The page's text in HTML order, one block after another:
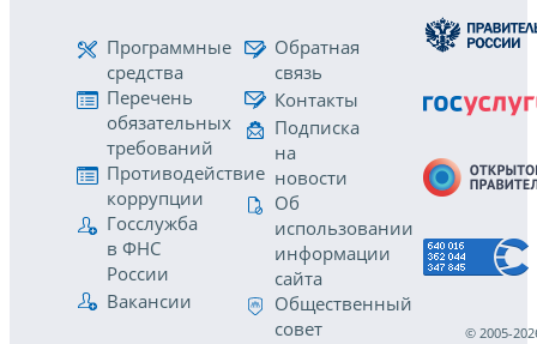
Программные
средства
Перечень
обязательных
требований
Противодействие
коррупции
Госслужба
в ФНС
России
Вакансии
Обратная
связь
Контакты
Подписка
на
новости
Об
использовании
информации
сайта
Общественный
совет
© 2005-